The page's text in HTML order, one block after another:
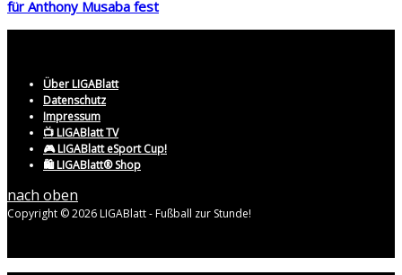
für Anthony Musaba fest
Über LIGABlatt
Datenschutz
Impressum
📺 LIGABlatt TV
🎮 LIGABlatt eSport Cup!
🛍️ LIGABlatt® Shop
nach oben
Copyright © 2026 LIGABlatt - Fußball zur Stunde!